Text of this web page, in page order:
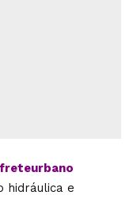
hidráulica e